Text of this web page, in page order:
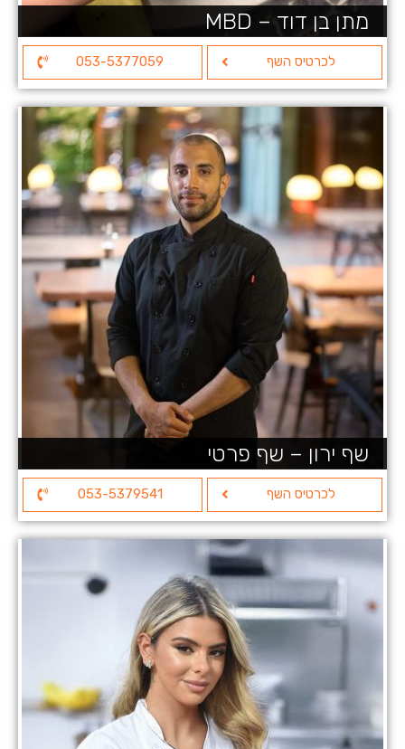
מתן בן דוד – MBD
לכרטיס השף 053-5377059
שף ירון – שף פרטי
לכרטיס השף 053-5379541